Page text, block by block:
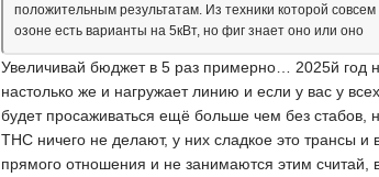
положительным результатам. Из техники которой
озоне есть варианты на 5кВт, но фиг знает оно или оно
Увеличивай бюджет в 5 раз примерно… 2025й год
настолько же и нагружает линию и если у вас у
будет просаживаться ещё больше чем без стабов,
ТНС ничего не делают, у них сладкое это трансы
прямого отношения и не занимаются этим